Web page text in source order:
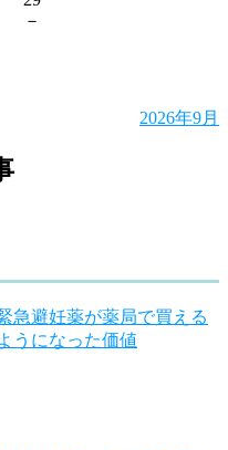
－
2026年9月
急避妊薬が薬局で買える
うになった価値